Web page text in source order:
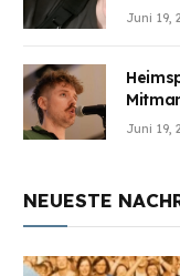
Juni 19,
Juni 19,
NEUESTE